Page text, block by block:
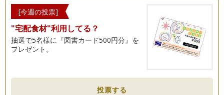
[今週の投票]
"宅配食材"利用してる？
抽選で5名様に『図書カード500円分』を
プレゼント。
投票する